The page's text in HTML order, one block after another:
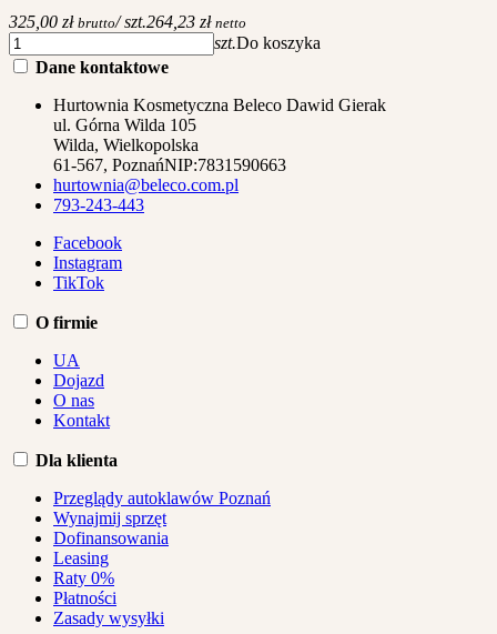
325,00 zł brutto/ szt.264,23 zł netto
szt.Do koszyka
Dane kontaktowe
Hurtownia Kosmetyczna Beleco Dawid Gierak
ul. Górna Wilda 105
Wilda, Wielkopolska
61-567, PoznańNIP:7831590663
hurtownia@beleco.com.pl
793-243-443
Facebook
Instagram
TikTok
O firmie
UA
Dojazd
O nas
Kontakt
Dla klienta
Przeglądy autoklawów Poznań
Wynajmij sprzęt
Dofinansowania
Leasing
Raty 0%
Płatności
Zasady wysyłki